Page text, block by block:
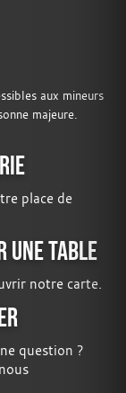
aux mineurs
majeure.
place de
UNE TABLE
notre carte.
question ?